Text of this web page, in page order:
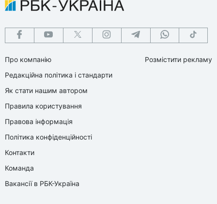
Про компанію
Редакційна політика і стандарти
Як стати нашим автором
Правила користування
Правова інформація
Політика конфіденційності
Контакти
Команда
Вакансії в РБК-Україна
Розмістити рекламу